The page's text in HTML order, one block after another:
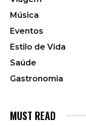
Música
Eventos
Estilo de Vida
Saúde
Gastronomia
MUST READ